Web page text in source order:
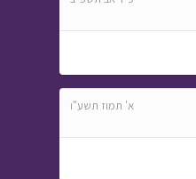
א' תמוז תשע"ו